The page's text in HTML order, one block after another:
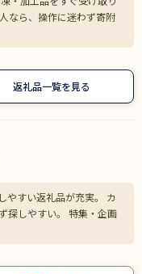
なら、操作に迷わず寄附
返礼品一覧を見る
やすい返礼品が充実。 カ
探しやすい。 特集・企画